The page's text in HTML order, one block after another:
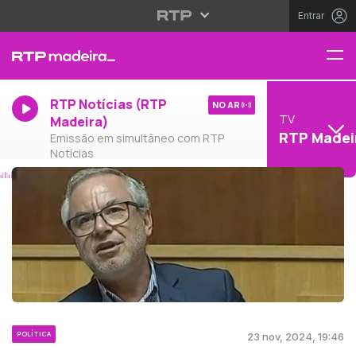
Entrar
RTP Notícias (RTP
Madeira)
Emissão em simultâneo com RTP
Notícias
NO AR
TV
RTP
POLÍTICA 23 nov, 2024, 19:46